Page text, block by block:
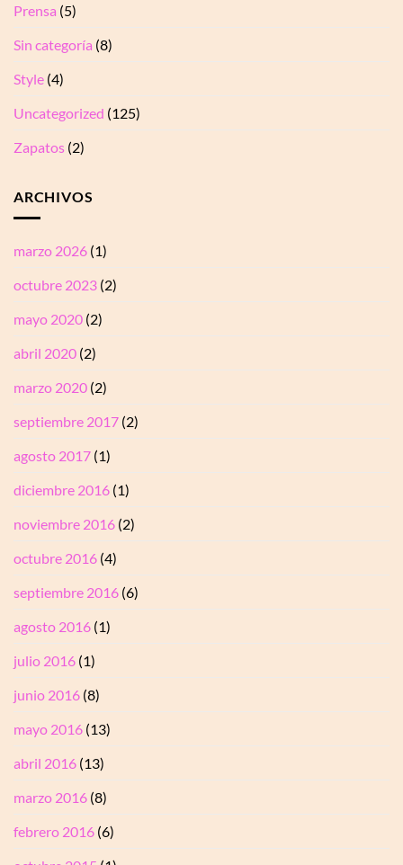
Prensa (5)
Sin categoría (8)
Style (4)
Uncategorized (125)
Zapatos (2)
ARCHIVOS
marzo 2026 (1)
octubre 2023 (2)
mayo 2020 (2)
abril 2020 (2)
marzo 2020 (2)
septiembre 2017 (2)
agosto 2017 (1)
diciembre 2016 (1)
noviembre 2016 (2)
octubre 2016 (4)
septiembre 2016 (6)
agosto 2016 (1)
julio 2016 (1)
junio 2016 (8)
mayo 2016 (13)
abril 2016 (13)
marzo 2016 (8)
febrero 2016 (6)